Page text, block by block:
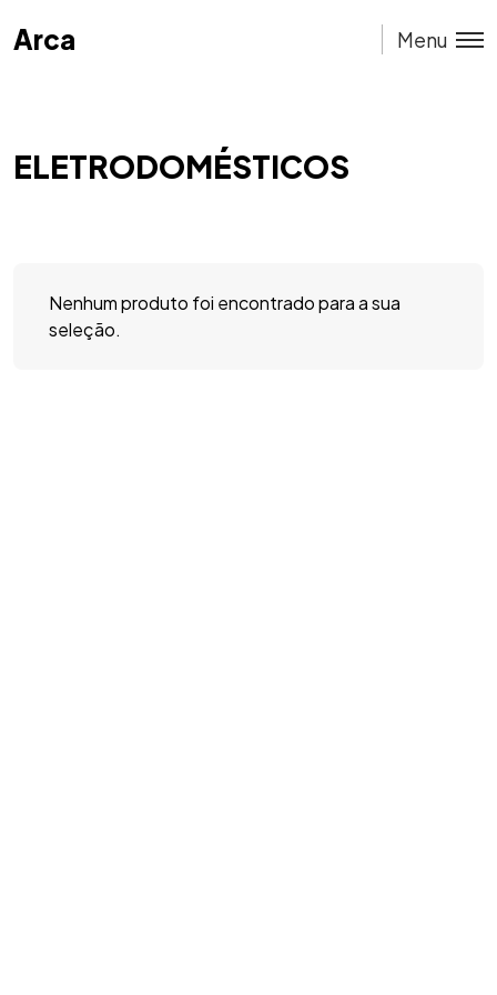
Arca
Arca Menu
ELETRODOMÉSTICOS
Nenhum produto foi encontrado para a sua
seleção.